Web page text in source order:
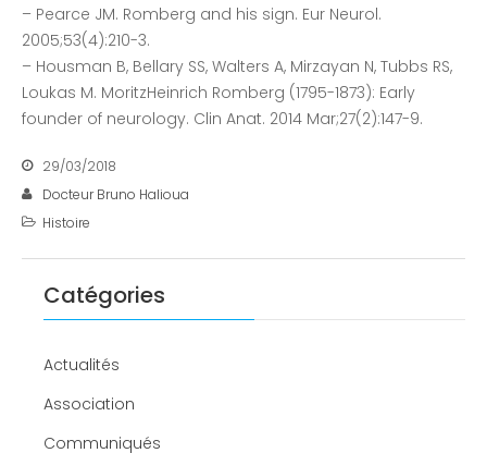
– Pearce JM. Romberg and his sign. Eur Neurol.
2005;53(4):210-3.
– Housman B, Bellary SS, Walters A, Mirzayan N, Tubbs RS,
Loukas M. MoritzHeinrich Romberg (1795-1873): Early
founder of neurology. Clin Anat. 2014 Mar;27(2):147-9.
29/03/2018
Docteur Bruno Halioua
Histoire
Catégories
Actualités
Association
Communiqués